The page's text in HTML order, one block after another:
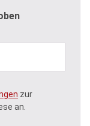
zur
an.